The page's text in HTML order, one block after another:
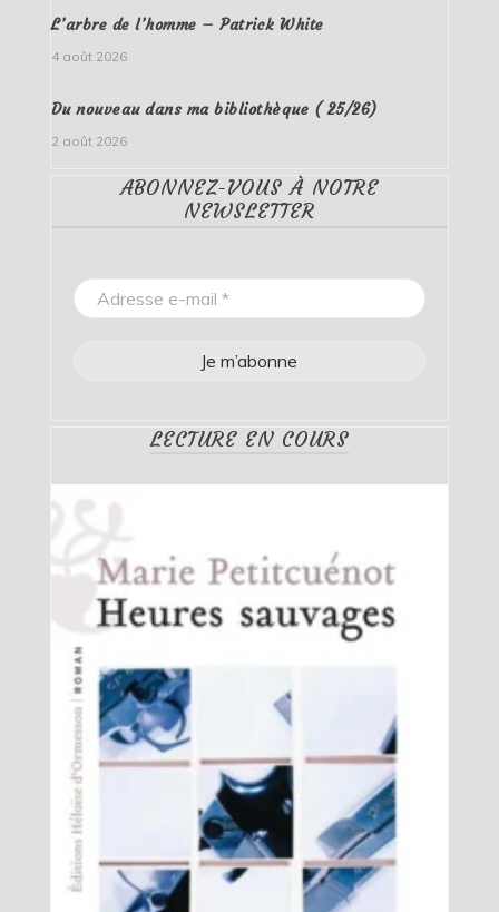
L’arbre de l’homme – Patrick White
4 août 2026
Du nouveau dans ma bibliothèque ( 25/26)
2 août 2026
ABONNEZ-VOUS À NOTRE
NEWSLETTER
LECTURE EN COURS